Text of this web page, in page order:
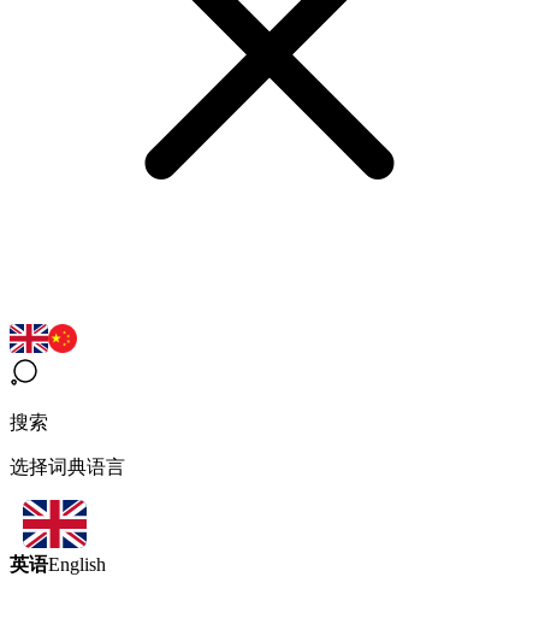
搜索
选择词典语言
英语English